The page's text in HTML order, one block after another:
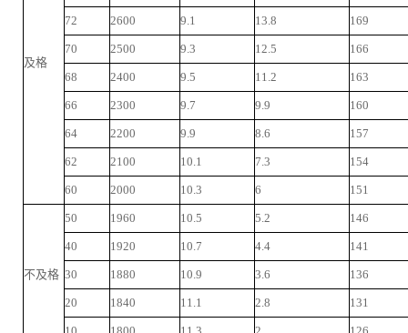
及格
72 2600 9.1 13.8 169
70 2500 9.3 12.5 166
68 2400 9.5 11.2 163
66 2300 9.7 9.9 160
64 2200 9.9 8.6 157
62 2100 10.1 7.3 154
60 2000 10.3 6 151
不及格
50 1960 10.5 5.2 146
40 1920 10.7 4.4 141
30 1880 10.9 3.6 136
20 1840 11.1 2.8 131